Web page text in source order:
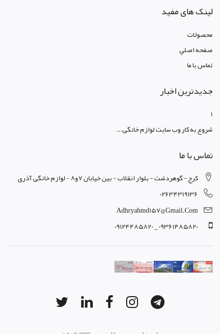
لینک های مفید
محصولات
صفحه اصلي
تماس با ما
جدیدترین اخبار
1
شروع به کار وب سایت لوازم خانگی...
تماس با ما
کرج - گوهردشت - بلوار انقلاب - بین خیابان 7و8 - لوازم خانگی آذری
02634319136
Adhryahmd157@gmail.com
09361485820 _ 09124485820